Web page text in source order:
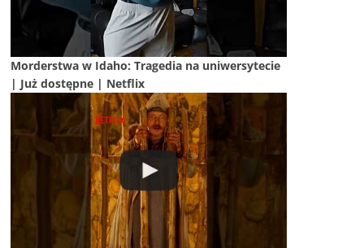
Morderstwa w Idaho: Tragedia na uniwersytecie
| Już dostępne | Netflix